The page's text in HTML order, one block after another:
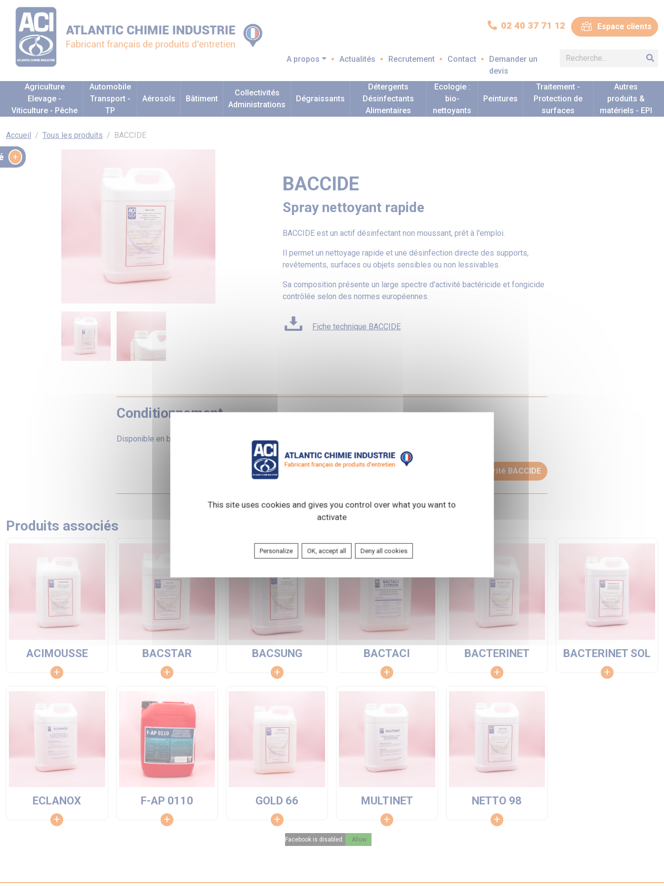
02 40 37 71 12 Espace clients
A propos Actualités Recrutement Contact
Demander un
devis
Agriculture
Elevage -
Viticulture - Pêche
Automobile
Transport -
TP
Aérosols Bâtiment
Collectivités
Administrations
Dégraissants
Détergents
Désinfectants
Alimentaires
Ecologie :
bio-
nettoyants
Peintures
Traitement -
Protection de
surfaces
Autres
produits &
matériels - EPI
Accueil Tous les produits BACCIDE
BACCIDE
Spray nettoyant rapide
BACCIDE est un actif désinfectant non moussant, prêt à l'emploi.
Il permet un nettoyage rapide et une désinfection directe des supports,
revêtements, surfaces ou objets sensibles ou non lessivables.
Sa composition présente un large spectre d'activité bactéricide et fongicide
contrôlée selon des normes européennes.
Fiche technique BACCIDE
Conditionnement
Disponible en bidon de 5L
Fiche de sécurité BACCIDE
Produits associés
ACIMOUSSE BACSTAR BACSUNG BACTACI BACTERINET BACTERINET SOL
ECLANOX F-AP 0110 GOLD 66 MULTINET NETTO 98
Facebook is disabled. Allow
This site uses cookies and gives you control over what you want to
activate
Personalize OK, accept all Deny all cookies